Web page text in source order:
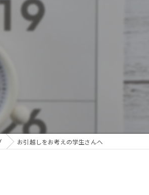
お引越しをお考えの学生さんへ